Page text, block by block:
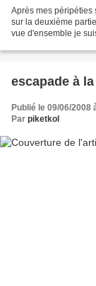
Après mes péripéties
sur la deuxième
vue d'ensemble je
escapade à
Publié le 09/06/2008
Par piketkol